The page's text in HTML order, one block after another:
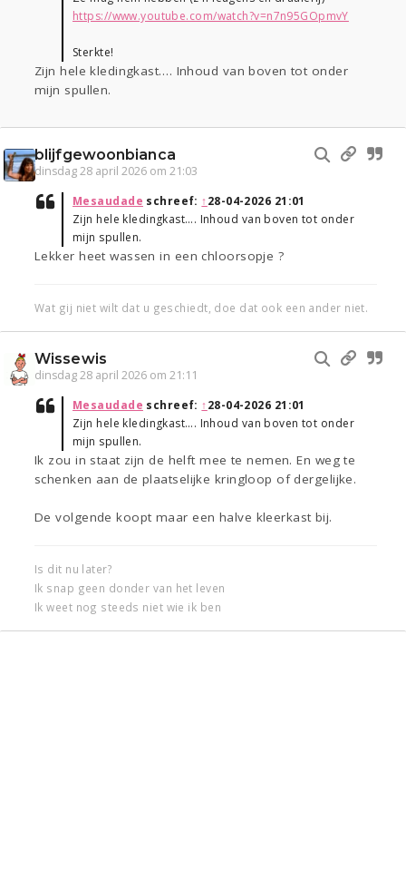
https://www.youtube.com/watch?v=n7n95GOpmvY
Sterkte!
Zijn hele kledingkast…. Inhoud van boven tot onder
mijn spullen.
blijfgewoonbianca
dinsdag 28 april 2026 om 21:03
Mesaudade schreef: ↑28-04-2026 21:01
Zijn hele kledingkast…. Inhoud van boven tot onder
mijn spullen.
Lekker heet wassen in een chloorsopje ?
Wat gij niet wilt dat u geschiedt, doe dat ook een ander niet.
Wissewis
dinsdag 28 april 2026 om 21:11
Mesaudade schreef: ↑28-04-2026 21:01
Zijn hele kledingkast…. Inhoud van boven tot onder
mijn spullen.
Ik zou in staat zijn de helft mee te nemen. En weg te
schenken aan de plaatselijke kringloop of dergelijke.
De volgende koopt maar een halve kleerkast bij.
Is dit nu later?
Ik snap geen donder van het leven
Ik weet nog steeds niet wie ik ben